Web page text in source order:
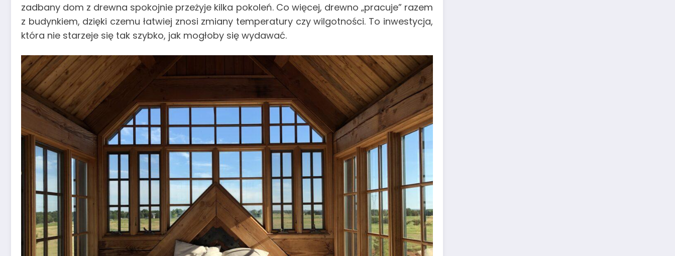
zadbany dom z drewna spokojnie przeżyje kilka pokoleń. Co więcej, drewno „pracuje” razem
z budynkiem, dzięki czemu łatwiej znosi zmiany temperatury czy wilgotności. To inwestycja,
która nie starzeje się tak szybko, jak mogłoby się wydawać.